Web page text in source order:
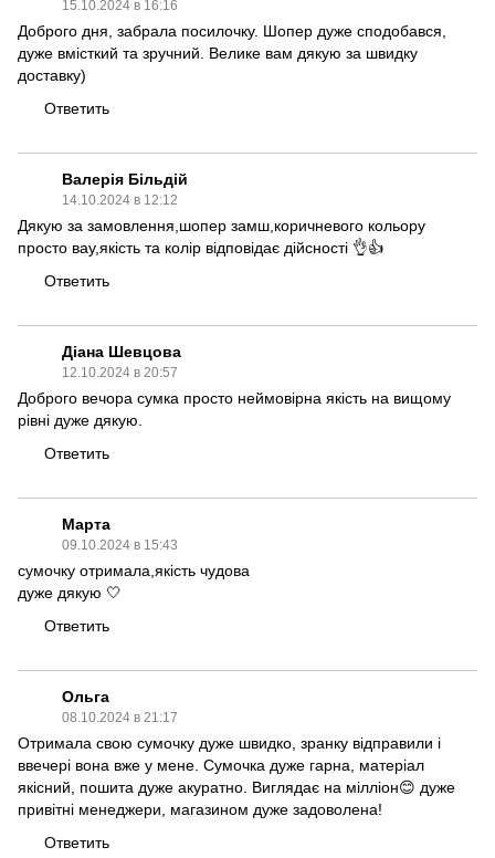
15.10.2024 в 16:16
Доброго дня, забрала посилочку. Шопер дуже сподобався,
дуже вмісткий та зручний. Велике вам дякую за швидку
доставку)
Ответить
Валерія Більдій
14.10.2024 в 12:12
Дякую за замовлення,шопер замш,коричневого кольору
просто вау,якість та колір відповідає дійсності 👌👍
Ответить
Діана Шевцова
12.10.2024 в 20:57
Доброго вечора сумка просто неймовірна якість на вищому
рівні дуже дякую.
Ответить
Марта
09.10.2024 в 15:43
сумочку отримала,якість чудова
дуже дякую 🤍
Ответить
Ольга
08.10.2024 в 21:17
Отримала свою сумочку дуже швидко, зранку відправили і
ввечері вона вже у мене. Сумочка дуже гарна, матеріал
якісний, пошита дуже акуратно. Виглядає на мілліон😊 дуже
привітні менеджери, магазином дуже задоволена!
Ответить